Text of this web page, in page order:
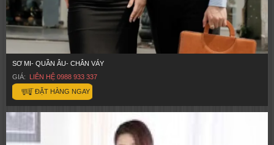
SƠ MI- QUẦN ÂU- CHÂN VÁY
GIÁ: LIÊN HỆ 0988 933 337
ĐẶT HÀNG NGAY